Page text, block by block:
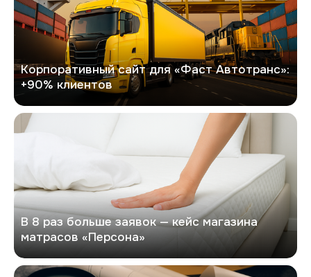
Корпоративный сайт для «Фаст Автотранс»:
+90% клиентов
Персона
В 8 раз больше заявок — кейс магазина
матрасов «Персона»
Кейс по разработке сайта